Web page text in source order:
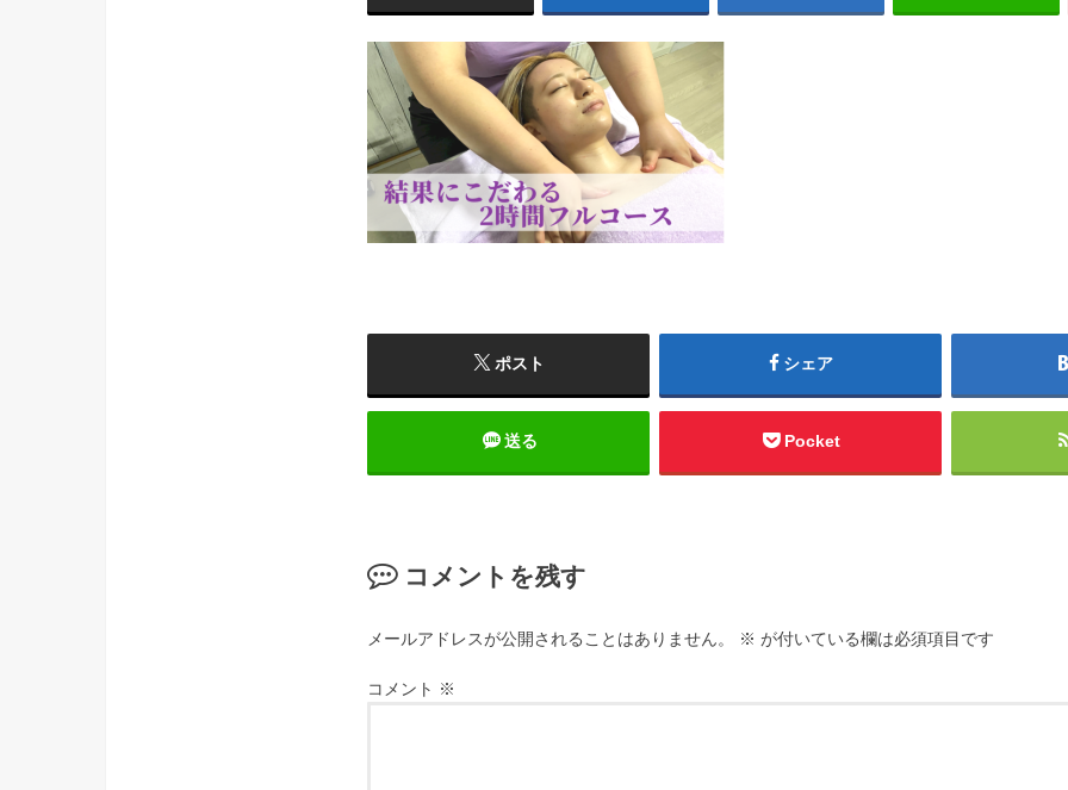
ポスト シェア
送る Pocket
コメントを残す
メールアドレスが公開されることはありません。 ※ が付いている欄は必須項目です
コメント ※